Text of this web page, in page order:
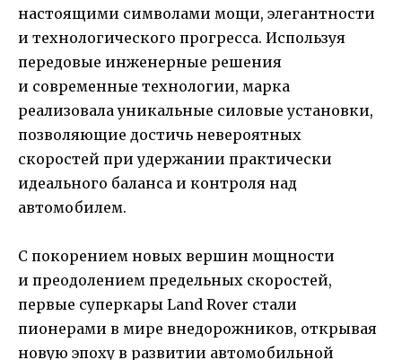
настоящими символами мощи, элегантности
и технологического прогресса. Используя
передовые инженерные решения
и современные технологии, марка
реализовала уникальные силовые установки,
позволяющие достичь невероятных
скоростей при удержании практически
идеального баланса и контроля над
автомобилем.
С покорением новых вершин мощности
и преодолением предельных скоростей,
первые суперкары Land Rover стали
пионерами в мире внедорожников, открывая
новую эпоху в развитии автомобильной